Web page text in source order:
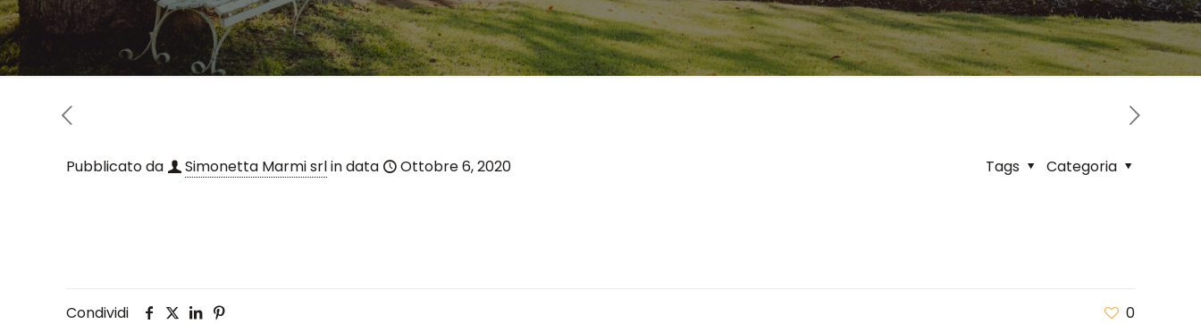
Pubblicato da Simonetta Marmi srlin data Ottobre 6, 2020 Categoria
Tags
Condividi 0